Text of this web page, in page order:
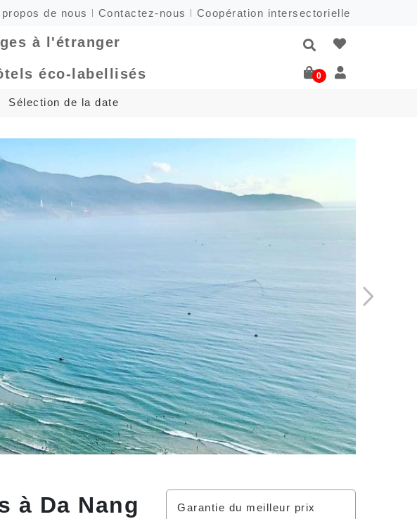
de nous Contactez-nous Coopération intersectorielle
à l'étranger
éco-labellisés 0
Sélection de la date
à Da Nang
Garantie du meilleur prix